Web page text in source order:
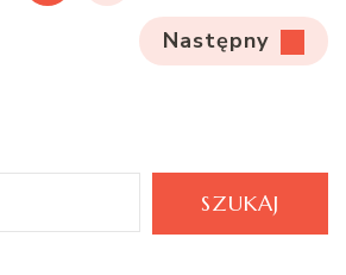
Następny
SZUKAJ